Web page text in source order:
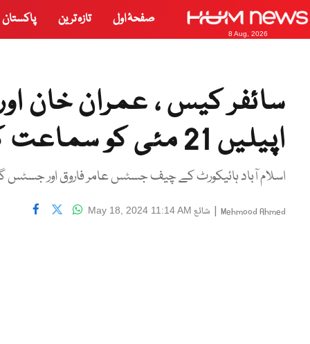
8 Aug, 2026
صفحۂ اول تازہ ترین پاکستان
سائفر کیس ، عمران خان
اپیلیں 21 مئی کو سماعت کیلئے مقرر
اسلام آباد ہائیکورٹ کے چیف جسٹس عامر فاروق اور
Mehmood Ahmed
| شائع May 18, 2024 11:14 AM